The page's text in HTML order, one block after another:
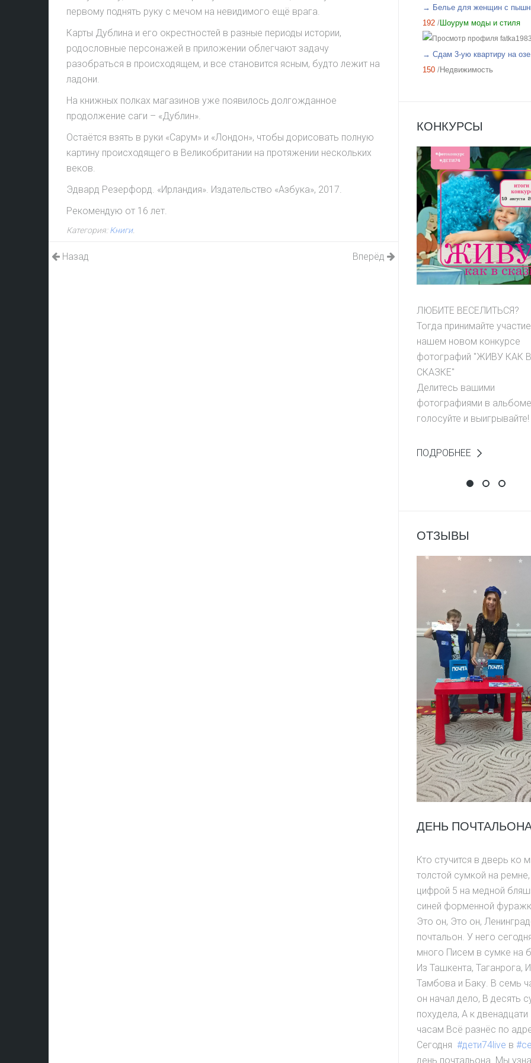
первому поднять руку с мечом на невидимого ещё врага.
Карты Дублина и его окрестностей в разные периоды истории,
родословные персонажей в приложении облегчают задачу
разобраться в происходящем, и все становится ясным, будто лежит на
ладони.
На книжных полках магазинов уже появилось долгожданное
продолжение саги – «Дублин».
Остаётся взять в руки «Сарум» и «Лондон», чтобы дорисовать полную
картину происходящего в Великобритании на протяжении нескольких
веков.
Эдвард Резерфорд. «Ирландия». Издательство «Азбука», 2017.
Рекомендую от 16 лет.
Категория:Книги.
Назад Вперёд
→ Белье для женщин с
192 /Шоурум моды и стиля
fatka1983
→ Сдам 3-ую квартиру на
150 /Недвижимость
КОНКУРСЫ
ЛЮБИТЕ ВЕСЕЛИТЬСЯ?
Тогда принимайте
нашем новом конкурсе
фотографий "ЖИВУ КАК В
СКАЗКЕ"
Делитесь вашими
фотографиями в
голосуйте и выигрывайте!
ПОДРОБНЕЕ
Выиграй
ОТЗЫВЫ
ДЕНЬ
Кто стучится в дверь ко
толстой сумкой на
цифрой 5 на медной
синей форменной
Это он, Это он,
почтальон. У него
много Писем в сумке на
Из Ташкента, Таганрога,
Тамбова и Баку. В семь
он начал дело, В десять
похудела, А к двенадцати
часам Всё разнёс по
Сегодня #дети74live в
день почтальона. Мы